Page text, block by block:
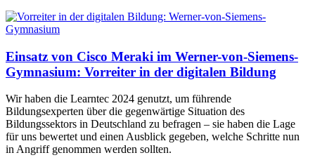
Einsatz von Cisco Meraki im Werner-von-Siemens-
Gymnasium: Vorreiter in der digitalen Bildung
Wir haben die Learntec 2024 genutzt, um führende
Bildungsexperten über die gegenwärtige Situation des
Bildungssektors in Deutschland zu befragen – sie haben die Lage
für uns bewertet und einen Ausblick gegeben, welche Schritte nun
in Angriff genommen werden sollten.